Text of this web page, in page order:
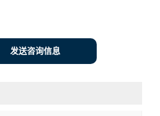
发送咨询信息